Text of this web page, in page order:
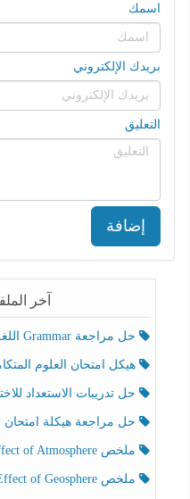
اسمك
بريدك الإلكتروني
التعليق
إضافة
آخر
حل مراجعة Grammar اللغة الإنجليزية الصف الخامس الفصل الثالث
هيكل امتحان العلوم المتكاملة الصف
حل تدريبات الاستعداد للاختبار
حل مراجعة هيكلة امتحان العلوم
ملخص Effect of Atmosphere حسب الهيكل الوزاري العلوم المتكاملة الصف الخامس انسبير الفصل الثالث
ملخص Effect of Geosphere حسب الهيكل الوزاري العلوم المتكاملة الصف الخامس انسبير الفصل الثالث